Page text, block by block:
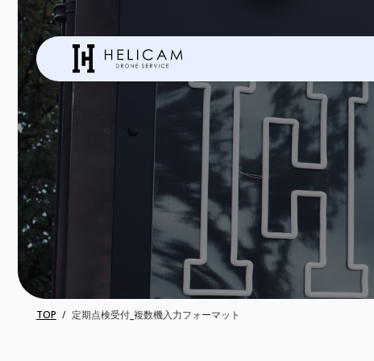
TOP 定期点検受付_複数機入力フォーマット